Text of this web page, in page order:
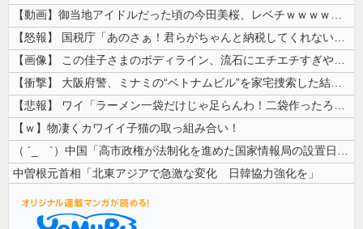
【動画】御当地アイドルだった頃の今田美桜、レベチｗｗｗｗｗｗｗｗｗｗｗ...
【怒報】 国税庁「あのさぁ！君らがちゃんと納税してくれないとこうなっち...
【画像】 この佳子さまのボディライン、流石にエチエチすぎやろ！
【衝撃】 大阪府警、ミナミの“ベトナムビル”を家宅捜索した結果・・・・...
【悲報】 ワイ「ラーメン一袋だけじゃ足らんわ！二袋作ったろ！」→結果ｗ...
【ｗ】物凄くカワイイ子猫の取っ組み合い！
（ ´_ゝ`）中国「高市政権が法制化を進めた国家情報局の設置日が7月3...
中曽根元首相「北東アジアで急激な変化 日韓協力強化を」